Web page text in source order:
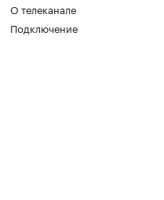
О телеканале
Подключение